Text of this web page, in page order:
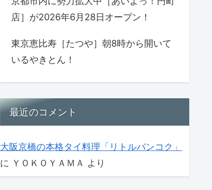
店］が2026年6月28日オープン！
東京恵比寿［たつや］朝8時から開いて
いるやきとん！
最近のコメント
大阪京橋の本格タイ料理「リトルバンコク」
に ＹＯＫＯＹＡＭＡ より